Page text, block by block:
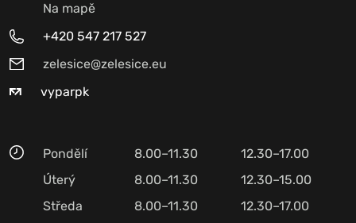
Na mapě
+420 547 217 527
zelesice@zelesice.eu
vyparpk
Pondělí 8.00–11.30
12.30–17.00
Úterý
8.00–11.30
12.30–15.00
Středa
8.00–11.30 12.30–17.00